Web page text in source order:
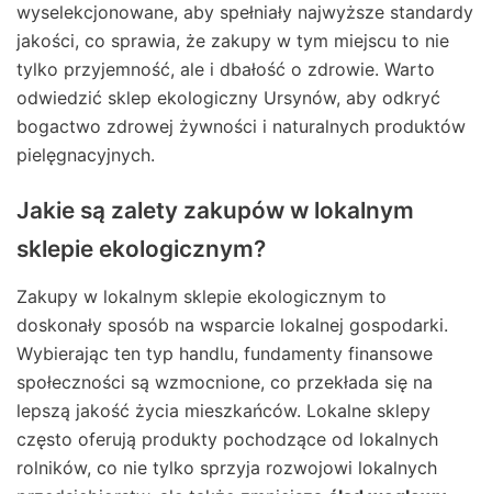
wyselekcjonowane, aby spełniały najwyższe standardy
jakości, co sprawia, że zakupy w tym miejscu to nie
tylko przyjemność, ale i dbałość o zdrowie. Warto
odwiedzić sklep ekologiczny Ursynów, aby odkryć
bogactwo zdrowej żywności i naturalnych produktów
pielęgnacyjnych.
Jakie są zalety zakupów w lokalnym
sklepie ekologicznym?
Zakupy w lokalnym sklepie ekologicznym to
doskonały sposób na wsparcie lokalnej gospodarki.
Wybierając ten typ handlu, fundamenty finansowe
społeczności są wzmocnione, co przekłada się na
lepszą jakość życia mieszkańców. Lokalne sklepy
często oferują produkty pochodzące od lokalnych
rolników, co nie tylko sprzyja rozwojowi lokalnych